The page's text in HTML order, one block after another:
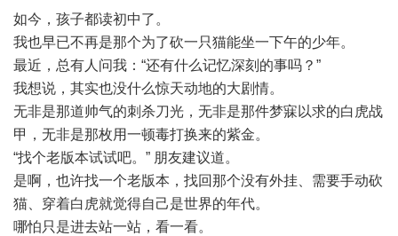
如今，孩子都读初中了。
我也早已不再是那个为了砍一只猫能坐一下午的少年。
最近，总有人问我：“还有什么记忆深刻的事吗？”
我想说，其实也没什么惊天动地的大剧情。
无非是那道帅气的刺杀刀光，无非是那件梦寐以求的白虎战
甲，无非是那枚用一顿毒打换来的紫金。
“找个老版本试试吧。” 朋友建议道。
是啊，也许找一个老版本，找回那个没有外挂、需要手动砍
猫、穿着白虎就觉得自己是世界的年代。
哪怕只是进去站一站，看一看。